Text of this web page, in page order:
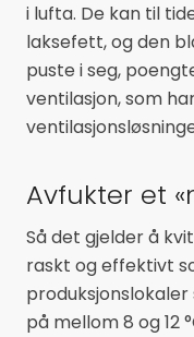
i lufta. De kan til
laksefett, og den
puste i seg,
ventilasjon, som
Avfukter et
Så det gjelder å
raskt og effektivt
på mellom 8 og 12